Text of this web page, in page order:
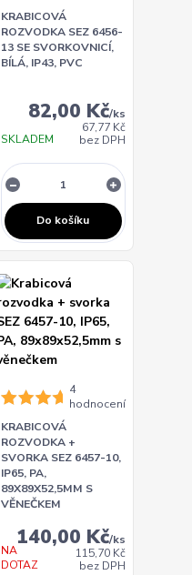
KRABICOVÁ
ROZVODKA SEZ 6456-
13 SE SVORKOVNICÍ,
BÍLÁ, IP43, PVC
82,00 Kč/ks
67,77 Kč
bez DPH
SKLADEM
Do košíku
4
hodnocení
KRABICOVÁ
ROZVODKA +
SVORKA SEZ 6457-10,
IP65, PA,
89X89X52,5MM S
VĚNEČKEM
140,00 Kč/ks
115,70 Kč
bez DPH
NA
DOTAZ